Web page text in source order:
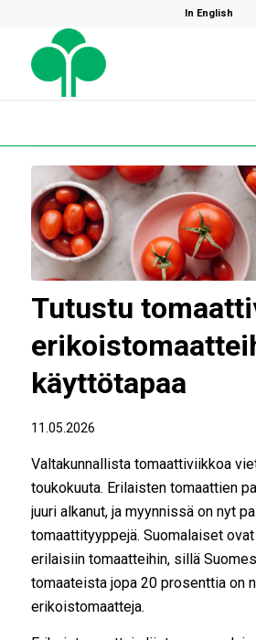
In English
Tutustu
käyttötapaa
11.05.2026
Valtakunnallista tomaattiviikkoa
toukokuuta. Erilaisten tomaattien
juuri alkanut, ja myynnissä on nyt
tomaattityyppejä. Suomalaiset
erilaisiin tomaatteihin, sillä
tomaateista jopa 20 prosenttia on
erikoistomaatteja.